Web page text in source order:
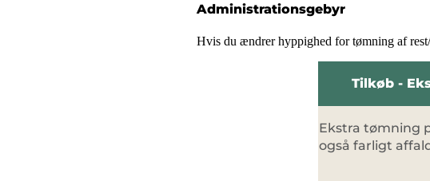
Administrationsgebyr
Hvis du ændrer hyppighed for tømning af
Tilkøb -
Ekstra tømning
også farligt